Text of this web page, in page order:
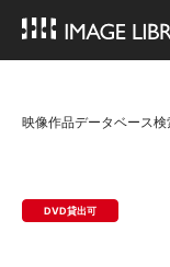
映像作品データベース
DVD貸出可